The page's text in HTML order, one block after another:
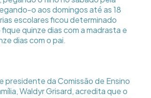
o aos domingos até as 18
escolares ficou determinado
quinze dias com a madrasta e
dias com o pai.
presidente da Comissão de Ensino
Waldyr Grisard, acredita que o